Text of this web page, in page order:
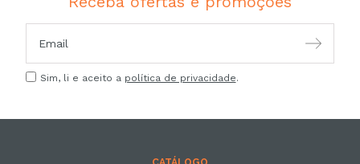
Sim, li e aceito a política de privacidade.